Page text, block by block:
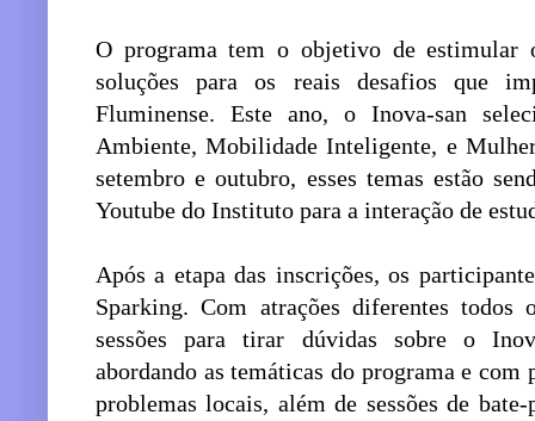
O programa tem o objetivo de estimular
soluções para os reais desafios que
Fluminense. Este ano, o Inova-san
Ambiente, Mobilidade Inteligente, e
setembro e outubro, esses temas estão
Youtube do Instituto para a interação de
Após a etapa das inscrições, os
Sparking. Com atrações diferentes
sessões para tirar dúvidas sobre o
abordando as temáticas do programa e com
problemas locais, além de sessões de